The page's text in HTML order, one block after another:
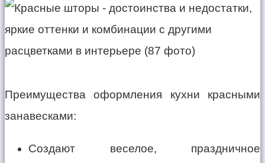
Преимущества оформления кухни красными
занавесками:
Создают веселое, праздничное